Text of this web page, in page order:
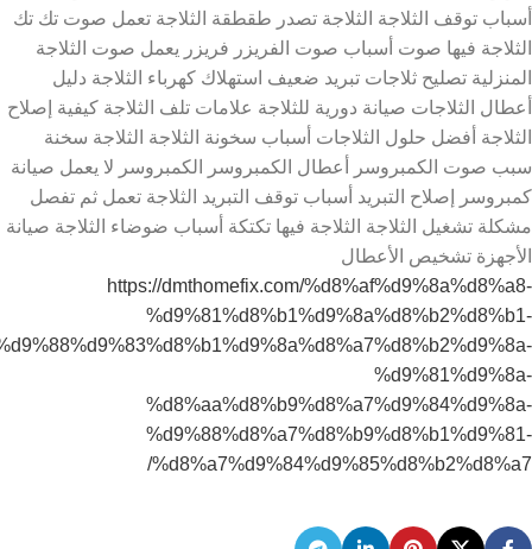
أسباب توقف الثلاجة الثلاجة تصدر طقطقة الثلاجة تعمل صوت تك تك
الثلاجة فيها صوت أسباب صوت الفريزر فريزر يعمل صوت الثلاجة
المنزلية تصليح ثلاجات تبريد ضعيف استهلاك كهرباء الثلاجة دليل
أعطال الثلاجات صيانة دورية للثلاجة علامات تلف الثلاجة كيفية إصلاح
الثلاجة أفضل حلول الثلاجات أسباب سخونة الثلاجة الثلاجة سخنة
سبب صوت الكمبروسر أعطال الكمبروسر الكمبروسر لا يعمل صيانة
كمبروسر إصلاح التبريد أسباب توقف التبريد الثلاجة تعمل ثم تفصل
مشكلة تشغيل الثلاجة الثلاجة فيها تكتكة أسباب ضوضاء الثلاجة صيانة
الأجهزة تشخيص الأعطال
https://dmthomefix.com/%d8%af%d9%8a%d8%a8-
%d9%81%d8%b1%d9%8a%d8%b2%d8%b1-
%d9%81%d9%8a-
%d8%aa%d8%b9%d8%a7%d9%84%d9%8a-
%d9%88%d8%a7%d8%b9%d8%b1%d9%81-
%d8%a7%d9%84%d9%85%d8%b2%d8%a7/